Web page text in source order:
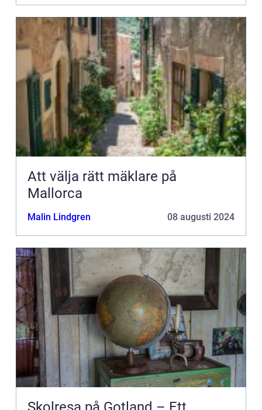
Att välja rätt mäklare på
Mallorca
Malin Lindgren 08 augusti 2024